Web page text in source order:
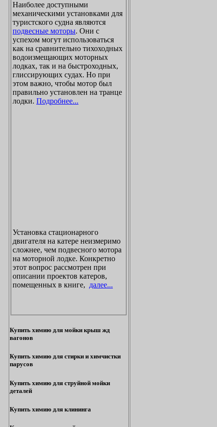
Наиболее доступными
механическими установками для
туристского судна являются
подвесные моторы. Они с
успехом могут использоваться
как на сравнительно тихоходных
водоизмещающих моторных
лодках, так и на быстроходных,
глиссирующих судах. Но при
этом важно, чтобы мотор был
правильно установлен на транце
лодки. Подробнее...
Установка стационарного
двигателя на катере неизмеримо
сложнее, чем подвесного мотора
на моторной лодке. Конкретно
этот вопрос рассмотрен при
описании проектов катеров,
помещенных в книге, далее...
Купить химию для мойки крыш жд
вагонов
Купить химию для стирки и химчистки
парусов
Купить химию для струйной мойки
деталей
Купить химию для клининга